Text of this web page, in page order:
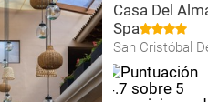
Casa Del
Spa
San Cristóbal